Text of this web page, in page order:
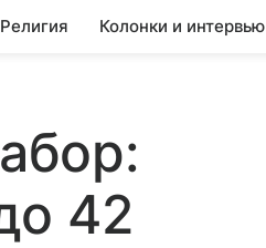
Религия Колонки и интервью
42